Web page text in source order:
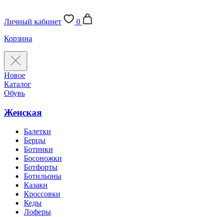
Личный кабинет
0
Корзина
Новое
Каталог
Обувь
Женская
Балетки
Берцы
Ботинки
Босоножки
Ботфорты
Ботильоны
Казаки
Кроссовки
Кеды
Лоферы